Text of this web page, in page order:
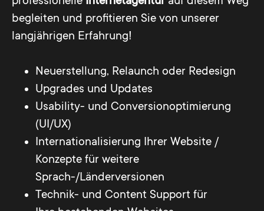
begleiten und profitieren Sie von unserer
langjährigen Erfahrung!
Neuerstellung, Relaunch oder Redesign
Upgrades und Updates
Usability- und Conversionoptimierung
(UI/UX)
Internationalisierung Ihrer Website /
Konzepte für weitere
Sprach-/Länderversionen
Technik- und Content Support für